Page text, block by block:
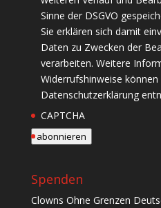
Sinne der DSGVO
Sie erklären sich damit
Daten zu Zwecken der
verarbeiten. Weitere
Widerrufshinweise können
Datenschutzerklärung
CAPTCHA
abonnieren
Spenden
Clowns Ohne Grenzen